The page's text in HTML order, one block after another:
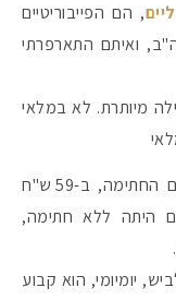
, הם הפייבוריטיים
ואיתם התארפרתי
מיותרת. לא במלאי
, עם החתימה, ב-59 ש"ח
היתה ללא חתימה,
יומיומי, הוא קבוע